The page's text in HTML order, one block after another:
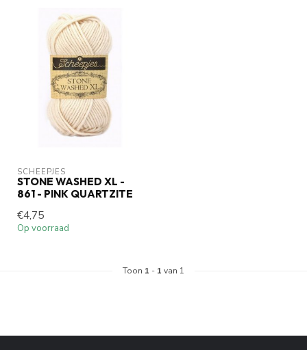
SCHEEPJES
STONE WASHED XL -
861 - PINK QUARTZITE
€4,75
Op voorraad
Toon 1 - 1 van 1